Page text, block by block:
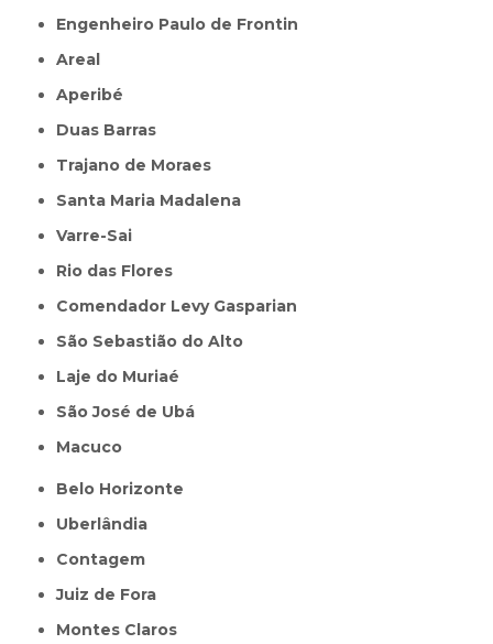
Engenheiro Paulo de Frontin
Areal
Aperibé
Duas Barras
Trajano de Moraes
Santa Maria Madalena
Varre-Sai
Rio das Flores
Comendador Levy Gasparian
São Sebastião do Alto
Laje do Muriaé
São José de Ubá
Macuco
Belo Horizonte
Uberlândia
Contagem
Juiz de Fora
Montes Claros